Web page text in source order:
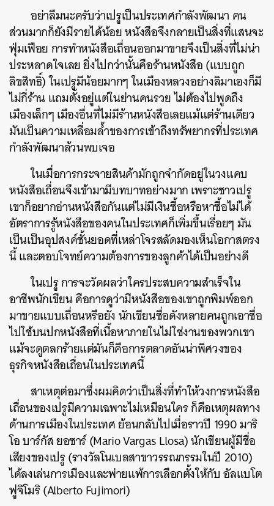
อย่าลืมนะครับว่าเปรูเป็นประเทศกำลังพัฒนา คน
ส่วนมากก็ยังมีรายได้น้อย หนังสือจึงกลายเป็นสิ่งที่แสนจะ
ฟุ่มเฟือย การทำหนังสือเถื่อนออกมาขายจึงเป็นสิ่งที่ไม่น่า
ประหลาดใจเลย ยิ่งไปกว่านั้นคือร้านหนังสือ (แบบถูก
ลิขสิทธิ์) ในเปรูมีน้อยมากๆ ในเมืองหลวงอย่างลิมาเองก็มี
ไม่กี่ร้าน แถมตั้งอยู่แต่ในย่านคนรวย ไม่ต้องไปพูดถึง
เมืองเล็กๆ เมืองอื่นที่ไม่มีร้านหนังสือเลยแม้แต่ร้านเดียว
มันเป็นความเหลื่อมล้ำของการเข้าถึงทรัพยากรที่ประเทศ
กำลังพัฒนาล้วนพบเจอ
ในเมื่อการกระจายสินค้ามักถูกจำกัดอยู่ในวงแคบ
หนังสือเถื่อนจึงเข้ามามีบทบาทอย่างมาก เพราะชาวเปรู
เขาก็อยากอ่านหนังสือกันแต่ไม่มีเงินซื้อหรือหาซื้อไม่ได้
อัตราการรู้หนังสือของคนในประเทศก็เพิ่มขึ้นเรื่อยๆ มัน
เป็นเป็นอุปสงค์ชั้นยอดที่เหล่าโจรสลัดมองเห็นโอกาสตรง
นี้ และตอบโจทย์ความต้องการของลูกค้าได้เป็นอย่างดี
ในเปรู การจะวัดผลว่าใครประสบความสำเร็จใน
อาชีพนักเขียน คือการดูว่ามีหนังสือของเขาถูกพิมพ์ออก
มาขายแบบเถื่อนหรือยัง นักเขียนชื่อดังหลายคนถูกเอาชื่อ
ไปใช้บนปกหนังสือที่เนื้อหาภายในไม่ใช่งานของพวกเขา
แม้จะดูตลกร้ายแต่มันก็คือการตลาดอันน่าพิศวงของ
ธุรกิจหนังสือเถื่อนในประเทศนี้
สาเหตุต่อมาซึ่งผมคิดว่าเป็นสิ่งที่ทำให้วงการหนังสือ
เถื่อนของเปรูมีความเฉพาะไม่เหมือนใคร ก็คือเหตุผลทาง
ด้านการเมืองในประเทศย้อนกลับไปเมื่อราวปี 1990 มาริ
โอ บาร์กัส ยอซาร์ (Mario Vargas Llosa) นักเขียนผู้มีชื่อ
เสียงของเปรู (รางวัลโนเบลสาขาวรรณกรรมในปี 2010)
ได้ลงเล่นการเมืองและพ่ายแพ้การเลือกตั้งให้กับ อัลแบโต
ฟูจิโมริ (Alberto Fujimori)